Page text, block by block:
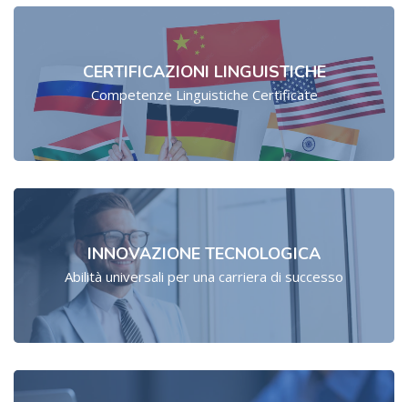
CERTIFICAZIONI LINGUISTICHE
Competenze Linguistiche Certificate
INNOVAZIONE TECNOLOGICA
Abilità universali per una carriera di successo